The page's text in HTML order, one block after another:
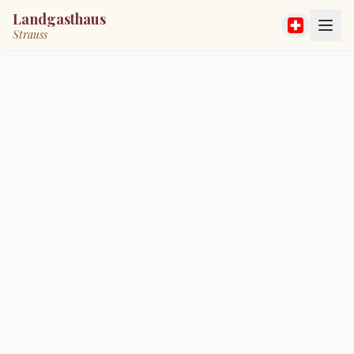
Landgasthaus
Strauss